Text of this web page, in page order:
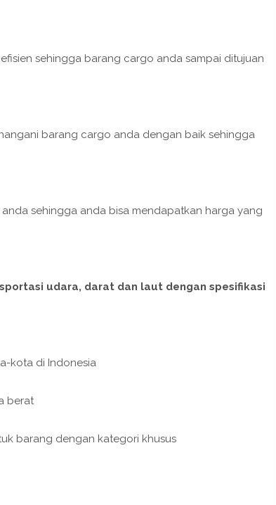
sehingga barang cargo anda sampai ditujuan
barang cargo anda dengan baik sehingga
sehingga anda bisa mendapatkan harga yang
udara, darat dan laut dengan spesifikasi
kota di Indonesia
berat
barang dengan kategori khusus